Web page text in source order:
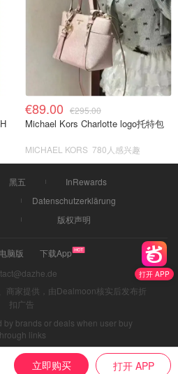
打开 APP
立即购买 打开 APP
€89.00 €295.00
Michael Kors Charlotte logo托特包
MICHAEL KORS 780人感兴趣
黑五
InRewards
Datenschutzerklärung
版权声明
电脑版
下载App
商家提供，由Dealmoon核实后发布折
扣广告
by brands or deals when user buy
links